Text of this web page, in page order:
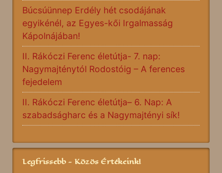
Búcsúünnep Erdély hét csodájának
egyikénél, az Egyes-kői Irgalmasság
Kápolnájában!
II. Rákóczi Ferenc életútja- 7. nap:
Nagymajténytól Rodostóig – A ferences
fejedelem
II. Rákóczi Ferenc életútja– 6. Nap: A
szabadságharc és a Nagymajtényi sík!
Legfrissebb - Közös Értékeink!